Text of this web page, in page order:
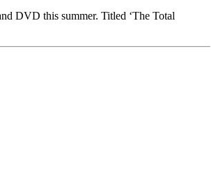
DVD this summer. Titled ‘The Total